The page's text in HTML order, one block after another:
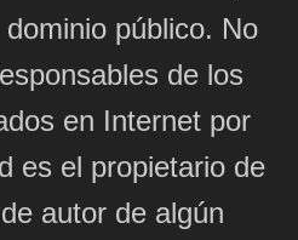
público. No
de los
en Internet por
es el propietario de
autor de algún